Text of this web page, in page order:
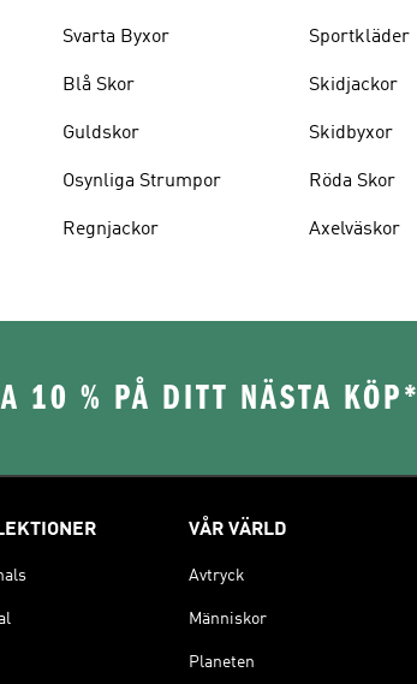
Svarta Byxor
Blå Skor
Guldskor
Osynliga Strumpor
Regnjackor
Sportkläder
Skidjackor
Skidbyxor
Röda Skor
Axelväskor
10 % PÅ DITT NÄSTA KÖP*
VÅR VÄRLD
Avtryck
Människor
Planeten